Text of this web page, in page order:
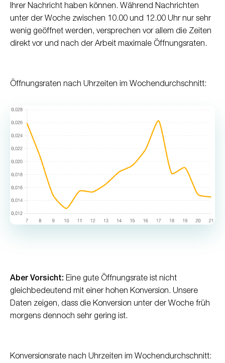
Ihrer Nachricht haben können. Während Nachrichten
unter der Woche zwischen 10.00 und 12.00 Uhr nur sehr
wenig geöffnet werden, versprechen vor allem die Zeiten
direkt vor und nach der Arbeit maximale Öffnungsraten.
Öffnungsraten nach Uhrzeiten im Wochendurchschnitt:
Aber Vorsicht: Eine gute Öffnungsrate ist nicht
gleichbedeutend mit einer hohen Konversion. Unsere
Daten zeigen, dass die Konversion unter der Woche früh
morgens dennoch sehr gering ist.
Konversionsrate nach Uhrzeiten im Wochendurchschnitt: